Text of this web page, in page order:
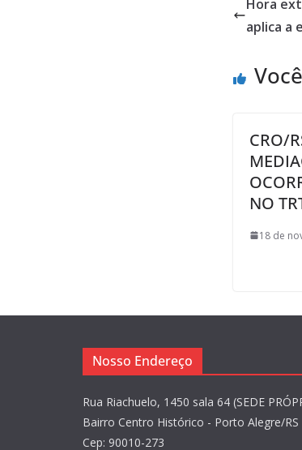
Hora
aplica a
CRO/
NO
18 de
Nosso Endereço
Rua Riachuelo, 1450 sala 64 (SEDE
Bairro Centro Histórico - Porto Alegre/RS
Cep: 90010-273